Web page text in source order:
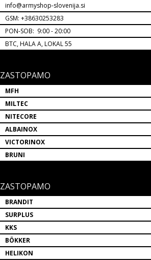
info@armyshop-slovenija.si
GSM: +38630253283
PON-SOB: 9:00 - 20:00
BTC, HALA A, LOKAL 55
ZASTOPAMO
MFH
MILTEC
NITECORE
ALBAINOX
VICTORINOX
BRUNI
ZASTOPAMO
BRANDIT
SURPLUS
KKS
BÖKKER
HELIKON